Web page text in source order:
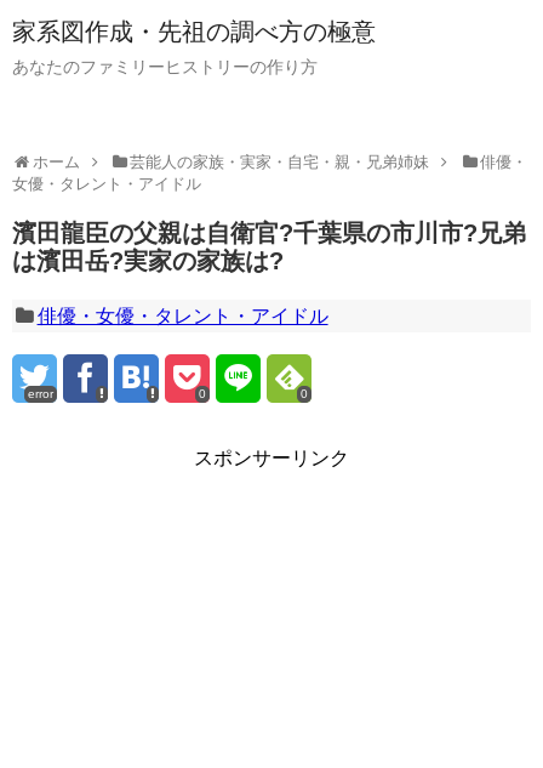
家系図作成・先祖の調べ方の極意
あなたのファミリーヒストリーの作り方
ホーム 芸能人の家族・実家・自宅・親・兄弟姉妹
俳優・
女優・タレント・アイドル
濱田龍臣の父親は自衛官?千葉県の市川市?兄弟
は濱田岳?実家の家族は?
俳優・女優・タレント・アイドル
error 0 0
スポンサーリンク